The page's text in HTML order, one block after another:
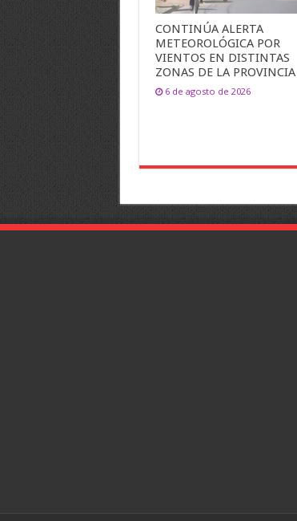
CONTINÚA ALERTA
METEOROLÓGICA POR
VIENTOS EN DISTINTAS
ZONAS DE LA PROVINCIA
6 de agosto de 2026